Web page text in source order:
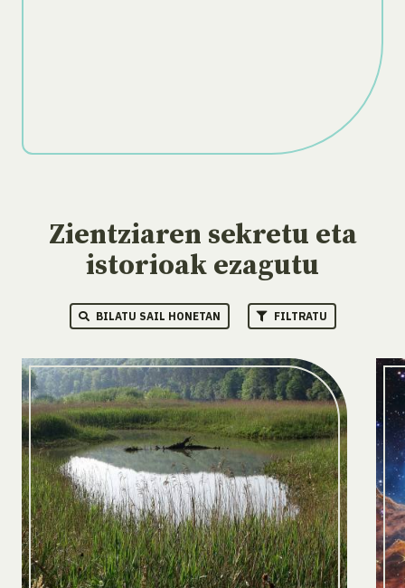
Zientziaren sekretu eta
istorioak ezagutu
BILATU SAIL HONETAN FILTRATU